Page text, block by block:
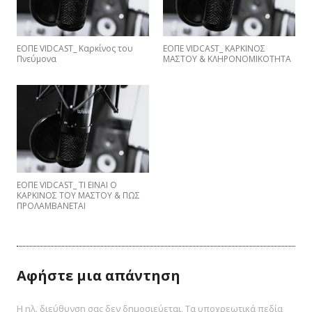
ΕΟΠΕ VIDCAST_ Καρκίνος του
Πνεύμονα
ΕΟΠΕ VIDCAST_ ΚΑΡΚΙΝΟΣ
ΜΑΣΤΟΥ & ΚΛΗΡΟΝΟΜΙΚΟΤΗΤΑ
EΟΠΕ VIDCAST_ ΤΙ ΕΙΝΑΙ Ο
ΚΑΡΚΙΝΟΣ ΤΟΥ ΜΑΣΤΟΥ & ΠΩΣ
ΠΡΟΛΑΜΒΑNETAI
Αφήστε μια απάντηση
Η ηλ. διεύθυνση σας δεν δημοσιεύεται. Τα υποχρεωτικά πεδία